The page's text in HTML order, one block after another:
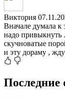
Виктория
Вначале думала
надо привыкнуть
скучноватые
и эту дораму ,
Последние